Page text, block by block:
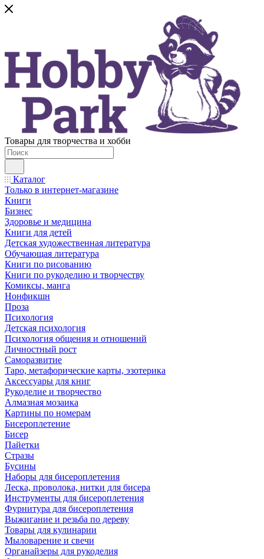
Товары для творчества и хобби
Каталог
Только в интернет-магазине
Книги
Бизнес
Здоровье и медицина
Книги для детей
Детская художественная литература
Обучающая литература
Книги по рисованию
Книги по рукоделию и творчеству
Комиксы, манга
Нонфикшн
Проза
Психология
Детская психология
Психология общения и отношений
Личностный рост
Саморазвитие
Таро, метафорические карты, эзотерика
Аксессуары для книг
Рукоделие и творчество
Алмазная мозаика
Картины по номерам
Бисероплетение
Бисер
Пайетки
Стразы
Бусины
Наборы для бисероплетения
Леска, проволока, нитки для бисера
Инструменты для бисероплетения
Фурнитура для бисероплетения
Выжигание и резьба по дереву
Товары для кулинарии
Мыловарение и свечи
Органайзеры для рукоделия